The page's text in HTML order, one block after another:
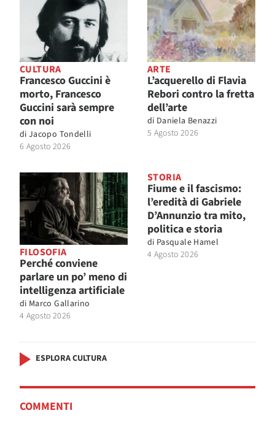
CULTURA
Francesco Guccini è
morto, Francesco
Guccini sarà sempre
con noi
di Jacopo Tondelli
6 Agosto 2026
ARTE
L’acquerello di Flavia
Rebori contro la fretta
dell’arte
di Daniela Benazzi
5 Agosto 2026
FILOSOFIA
Perché conviene
parlare un po’ meno di
intelligenza artificiale
di Marco Gallarino
4 Agosto 2026
STORIA
Fiume e il fascismo:
l’eredità di Gabriele
D’Annunzio tra mito,
politica e storia
di Pasquale Hamel
4 Agosto 2026
ESPLORA CULTURA
COMMENTI